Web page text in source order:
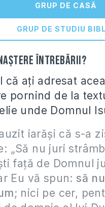
GRUP DE CASĂ
GRUP DE STUDIU
întrebării?
că aţi adresat
pornind de la
unde Domnul
iarăşi că s-a
„Să nu juri
faţă de Domnul
Eu vă spun: să
; nici pe cer,